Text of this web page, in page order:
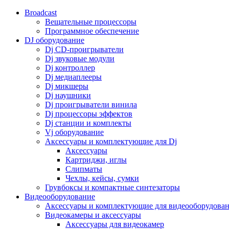
Broadcast
Вещательные процессоры
Программное обеспечение
DJ оборудование
Dj CD-проигрыватели
Dj звуковые модули
Dj контроллер
Dj медиаплееры
Dj микшеры
Dj наушники
Dj проигрыватели винила
Dj процессоры эффектов
Dj станции и комплекты
Vj оборудование
Аксессуары и комплектующие для Dj
Аксессуары
Картриджи, иглы
Слипматы
Чехлы, кейсы, сумки
Грувбоксы и компактные синтезаторы
Видеооборудование
Аксессуары и комплектующие для
Видеокамеры и аксессуары
Аксессуары для видеокамер